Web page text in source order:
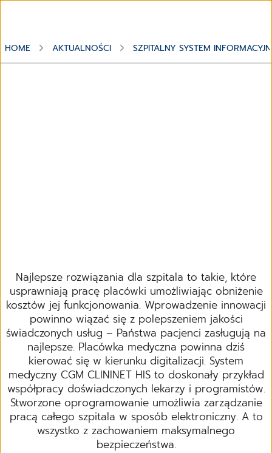
HOME AKTUALNOŚCI SZPITALNY SYSTEM
Najlepsze rozwiązania dla szpitala to takie, które
usprawniają pracę placówki umożliwiając obniżenie
kosztów jej funkcjonowania. Wprowadzenie innowacji
powinno wiązać się z polepszeniem jakości
świadczonych usług – Państwa pacjenci zasługują na
najlepsze. Placówka medyczna powinna dziś
kierować się w kierunku digitalizacji. System
medyczny CGM CLININET HIS to doskonały przykład
współpracy doświadczonych lekarzy i programistów.
Stworzone oprogramowanie umożliwia zarządzanie
pracą całego szpitala w sposób elektroniczny. A to
wszystko z zachowaniem maksymalnego
bezpieczeństwa.